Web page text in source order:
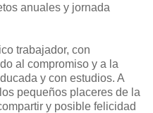
anuales y jornada
trabajador, con
al compromiso y a la
y con estudios. A
pequeños placeres de la
y posible felicidad